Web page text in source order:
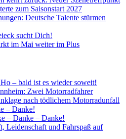
zum Saisonstart 2027
Deutsche Talente stürmen
sucht Dich!
im Mai weiter im Plus
– bald ist es wieder soweit!
Zwei Motorradfahrer
nach tödlichem Motorradunfall
– Danke!
– Danke – Danke!
Leidenschaft und Fahrspaß auf